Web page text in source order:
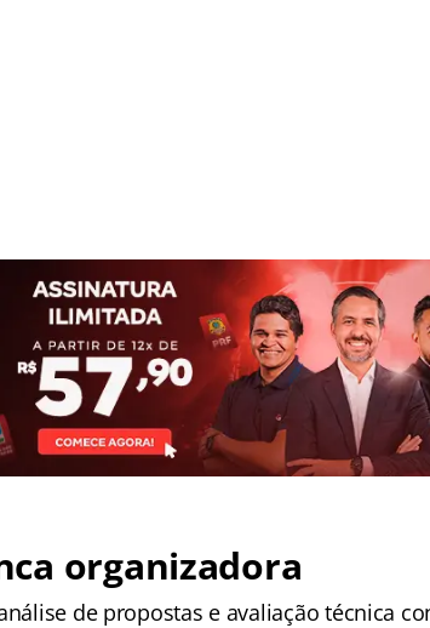
organizadora
de propostas e avaliação técnica